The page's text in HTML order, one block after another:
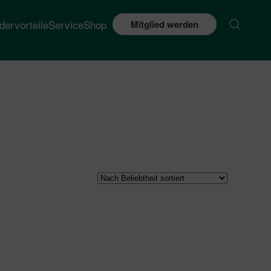
ServiceShop Mitglied werden